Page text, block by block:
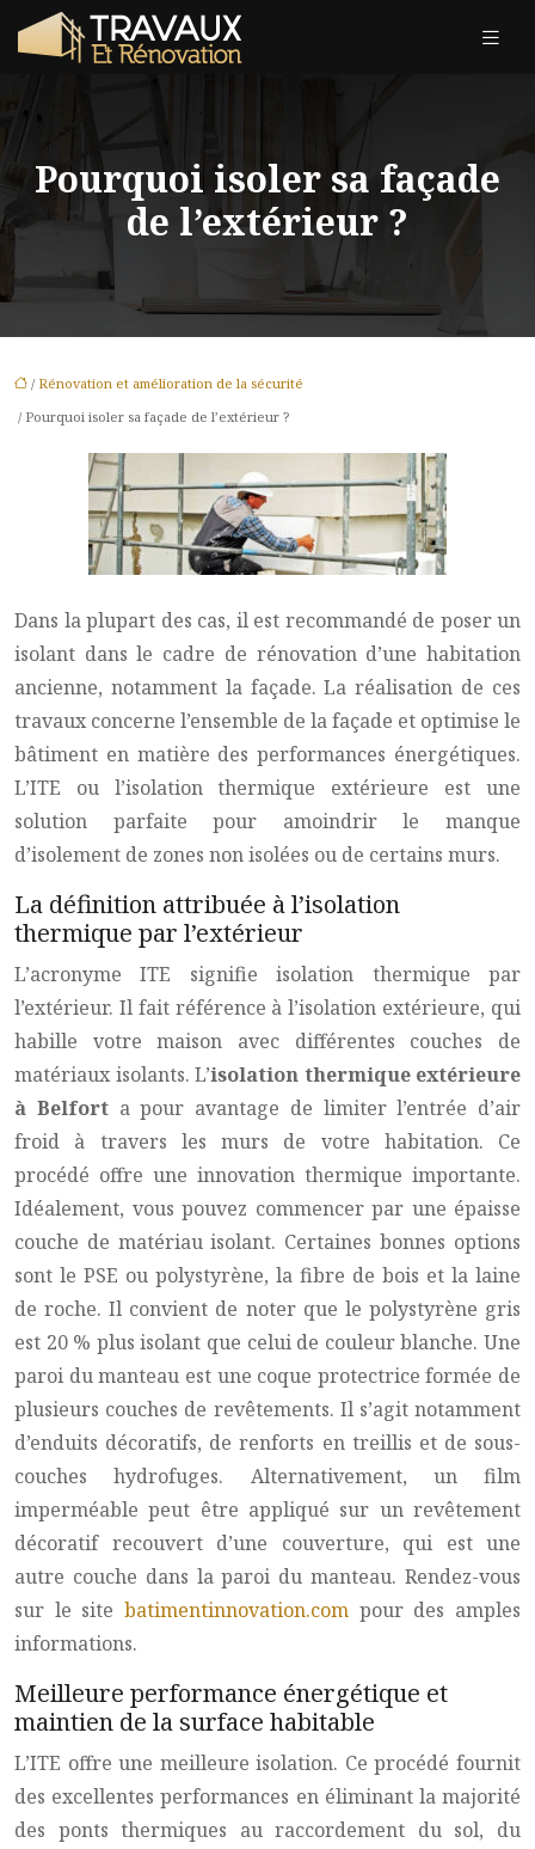
Pourquoi isoler sa façade
de l’extérieur ?
/ Rénovation et amélioration de la sécurité
/ Pourquoi isoler sa façade de l’extérieur ?
Dans la plupart des cas, il est recommandé de poser un
isolant dans le cadre de rénovation d’une habitation
ancienne, notamment la façade. La réalisation de ces
travaux concerne l’ensemble de la façade et optimise le
bâtiment en matière des performances énergétiques.
L’ITE ou l’isolation thermique extérieure est une
solution parfaite pour amoindrir le manque
d’isolement de zones non isolées ou de certains murs.
La définition attribuée à l’isolation
thermique par l’extérieur
L’acronyme ITE signifie isolation thermique par
l’extérieur. Il fait référence à l’isolation extérieure, qui
habille votre maison avec différentes couches de
matériaux isolants. L’isolation thermique extérieure
à Belforta pour avantage de limiter l’entrée d’air
froid à travers les murs de votre habitation. Ce
procédé offre une innovation thermique importante.
Idéalement, vous pouvez commencer par une épaisse
couche de matériau isolant. Certaines bonnes options
sont le PSE ou polystyrène, la fibre de bois et la laine
de roche. Il convient de noter que le polystyrène gris
est 20 % plus isolant que celui de couleur blanche. Une
paroi du manteau est une coque protectrice formée de
plusieurs couches de revêtements. Il s’agit notamment
d’enduits décoratifs, de renforts en treillis et de sous-
couches hydrofuges. Alternativement, un film
imperméable peut être appliqué sur un revêtement
décoratif recouvert d’une couverture, qui est une
autre couche dans la paroi du manteau. Rendez-vous
sur le site batimentinnovation.com pour des amples
informations.
Meilleure performance énergétique et
maintien de la surface habitable
L’ITE offre une meilleure isolation. Ce procédé fournit
des excellentes performances en éliminant la majorité
des ponts thermiques au raccordement du sol, du